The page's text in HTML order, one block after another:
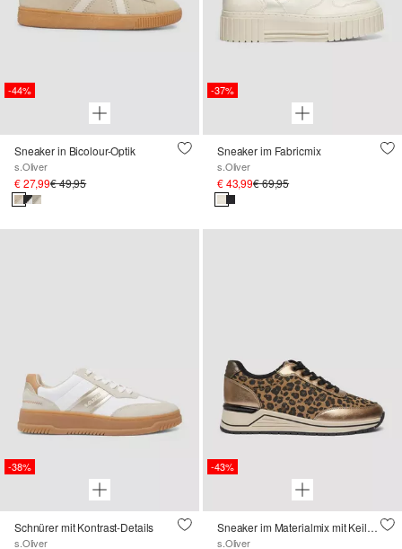
-44%
Sneaker in Bicolour-Optik
s.Oliver
€ 27,99€ 49,95
-37%
Sneaker im Fabricmix
s.Oliver
€ 43,99€ 69,95
-38%
Schnürer mit Kontrast-Details
s.Oliver
-43%
Sneaker im Materialmix mit Keilabsatz
s.Oliver